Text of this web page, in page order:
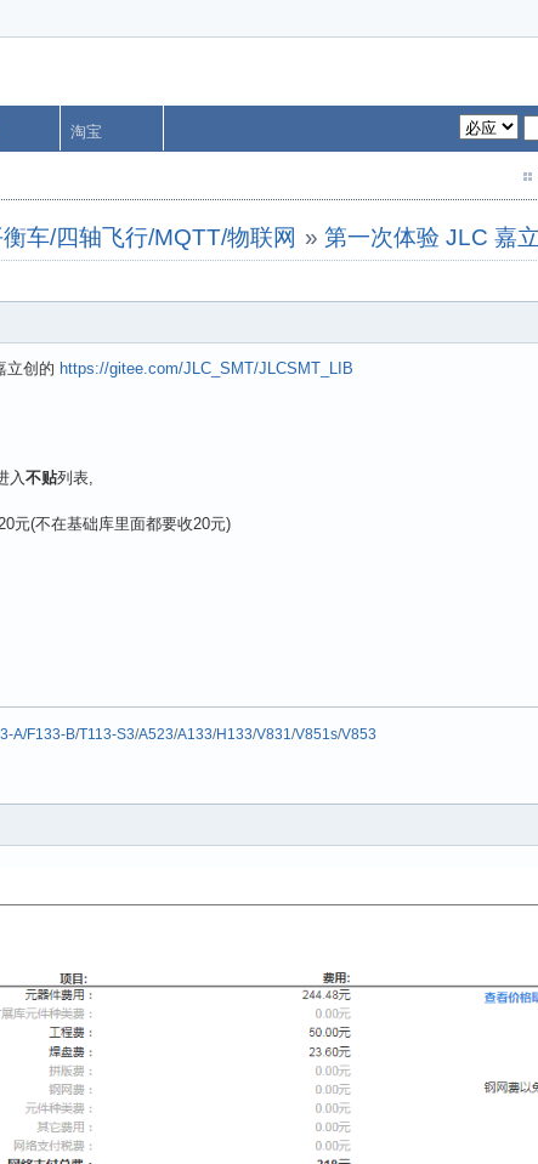
淘宝
车/四轴飞行/MQTT/物联网 »第一次体验 JLC 嘉
立创的 https://gitee.com/JLC_SMT/JLCSMT_LIB
入不贴列表,
元(不在基础库里面都要收20元)
A/F133-B/T113-S3/A523/A133/H133/V831/V851s/V853